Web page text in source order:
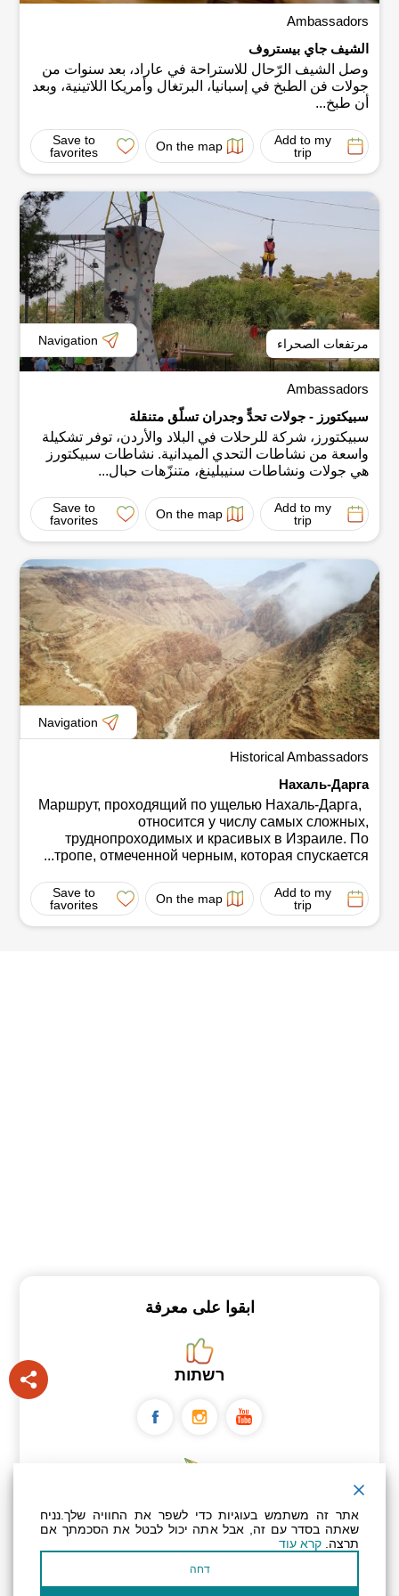
https://youtu.be/3zRBVWljbVg
–جولات غروب
–جولات تصوير
–جولات سيرا على الأقدام في مسارات قصيرة وعائلية.
اتباع الأعقاب في جولة عائلة ممتعة
وتزويد لوجستي للجولات في الحيّز
–والمزيد…
تسرُّنا أن نكون في خدمتكم.
Ambassadors
الشيف جاي بيستروف
وصل الشيف الرّحال للاستراحة في عاراد، بعد سنوات من
جولات فن الطبخ في إسبانيا، البرتغال وأمريكا اللاتينية، وبعد
أن طبخ...
Add to my
trip
On the map
Save to
favorites
مرتفعات الصحراء Navigation
Ambassadors
سبيكتورز - جولات تحدٍّ وجدران تسلّق متنقلة
سبيكتورز، شركة للرحلات في البلاد والأردن، توفر تشكيلة
واسعة من نشاطات التحدي الميدانية. نشاطات سبيكتورز
هي جولات ونشاطات سنيبلينغ، متنزّهات حبال...
Add to my
trip
On the map
Save to
favorites
Navigation
Historical Ambassadors
Нахаль-Дарга
Маршрут, проходящий по ущелью Нахаль-Дарга,
относится у числу самых сложных,
труднопроходимых и красивых в Израиле. По
тропе, отмеченной черным, которая спускается...
Add to my
trip
On the map
Save to
favorites
ابقوا على معرفة
רשתות
عنوان بريدك الإلكتروني
أؤكد أنني قرأت وأوافق على سياسةالخصوصية
אתר זה משתמש בעוגיות כדי לשפר את החוויה שלך.נניח
שאתה בסדר עם זה, אבל אתה יכול לבטל את הסכמתך אם
תרצה. קרא עוד
דחה